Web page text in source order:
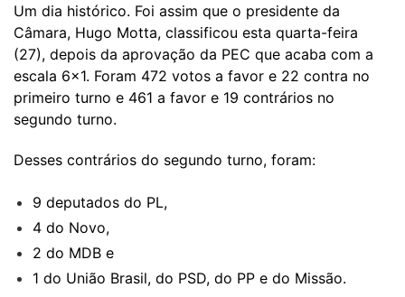
Um dia histórico. Foi assim que o presidente da
Câmara, Hugo Motta, classificou esta quarta-feira
(27), depois da aprovação da PEC que acaba com a
escala 6x1. Foram 472 votos a favor e 22 contra no
primeiro turno e 461 a favor e 19 contrários no
segundo turno.
Desses contrários do segundo turno, foram:
9 deputados do PL,
4 do Novo,
2 do MDB e
1 do União Brasil, do PSD, do PP e do Missão.